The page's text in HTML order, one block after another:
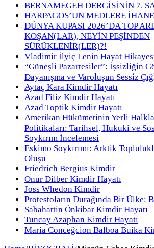
BERNAMEGEH DERGİSİNİN 7.
HARPAGOS’UN MEDLERE
DÜNYA KUPASI 2026’DA TOP
KOŞAN(LAR), NEYİN PEŞİNDEN
SÜRÜKLENİR(LER)?!
Vladimir İlyiç Lenin Hayat
“Güneşli Pazartesiler”: İşsizliğin
Dayanışma ve Varoluşun Sessiz
Aytaç Kara Kimdir Hayatı
Azad Filiz Kimdir Hayatı
Azad Toptik Kimdir Hayatı
Amerikan Hükümetinin Yerli
Politikaları: Tarihsel, Hukuki ve
Soykırım İncelemesi
Eskimo Soykırımı: Arktik
Oluşu
Friedrich Bergius Kimdir
Onur Dilber Kimdir Hayatı
Joss Whedon Kimdir
Protestoların Durağında Bir Ülke:
Sabahattin Önkibar Kimdir Hayatı
Tuncay Azaphan Kimdir Hayatı
Maria Conceğcion Balboa Buika